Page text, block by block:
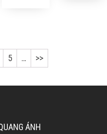
5 … >>
ÁNH